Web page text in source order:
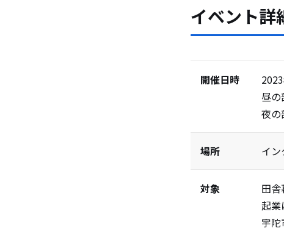
イベント詳
開催日時
昼
夜の
場所 イ
対象
田
起業
宇